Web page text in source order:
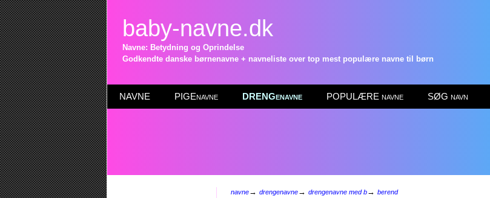
baby-navne.dk
Navne: Betydning og Oprindelse
Godkendte danske børnenavne + navneliste over top mest populære navne til børn
NAVNE PIGEnavne DRENGenavne POPULÆRE navne SØG navn
navne→ drengenavne→ drengenavne med b→ berend